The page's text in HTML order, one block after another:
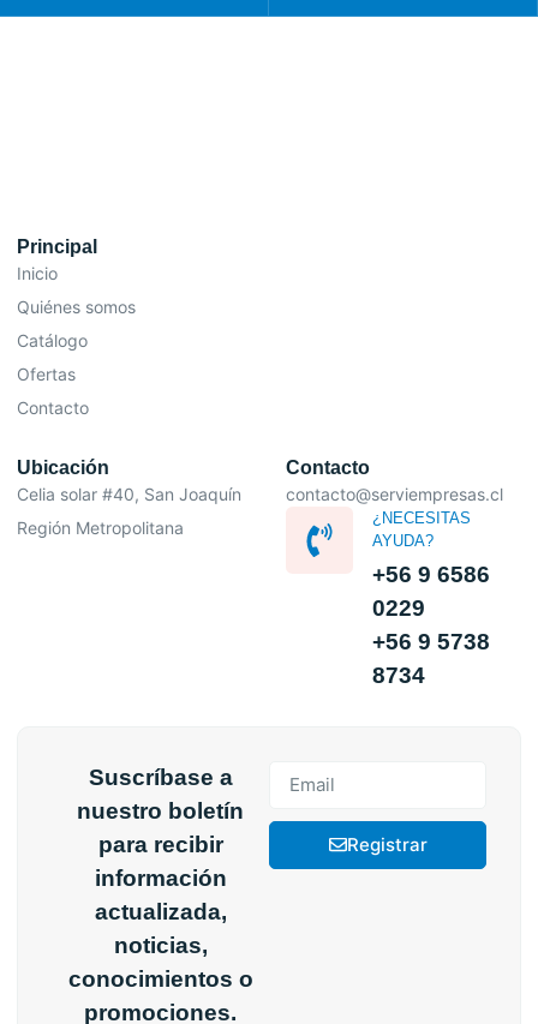
Principal
Inicio
Quiénes somos
Catálogo
Ofertas
Contacto
Ubicación
Celia solar #40, San Joaquín
Región Metropolitana
Contacto
contacto@serviempresas.cl
¿NECESITAS
AYUDA?
+56 9 6586
0229
+56 9 5738
8734
Suscríbase a
nuestro boletín
para recibir
información
actualizada,
noticias,
conocimientos o
promociones.
Registrar